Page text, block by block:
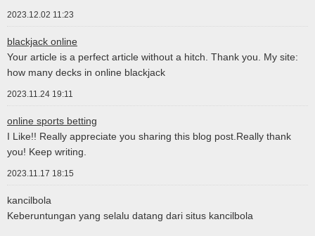
2023.12.02 11:23
blackjack online
Your article is a perfect article without a hitch. Thank you. My site:
how many decks in online blackjack
2023.11.24 19:11
online sports betting
I Like!! Really appreciate you sharing this blog post.Really thank
you! Keep writing.
2023.11.17 18:15
kancilbola
Keberuntungan yang selalu datang dari situs kancilbola